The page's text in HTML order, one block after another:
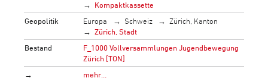
Kompaktkassette
Geopolitik
Europa Schweiz
Zürich, Kanton
Zürich, Stadt
Bestand
F_1000 Vollversammlungen Jugendbewegung
Zürich [TON]
→
mehr…